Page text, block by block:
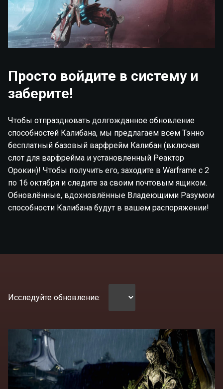
Просто войдите в систему и
заберите!
Чтобы отпраздновать долгожданное обновление
способностей Калибана, мы предлагаем всем Тэнно
бесплатный базовый варфрейм Калибан (включая
слот для варфрейма и установленный Реактор
Орокин)! Чтобы получить его, заходите в Warframe с 2
по 16 октября и следите за своим почтовым ящиком.
Обновлённые, вдохновлённые Владеющими Разумом
способности Калибана будут в вашем распоряжении!
Исследуйте обновление: